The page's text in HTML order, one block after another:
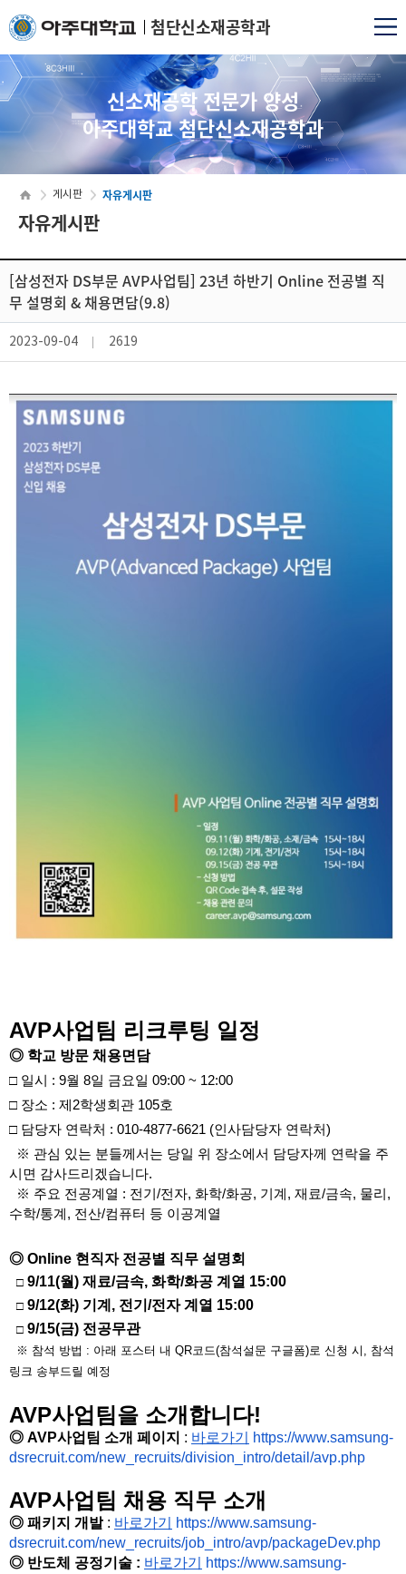
첨단신소재공학과
신소재공학 전문가 양성
아주대학교 첨단신소재공학과
게시판 자유게시판
자유게시판
[삼성전자 DS부문 AVP사업팀] 23년 하반기 Online 전공별 직
무 설명회 & 채용면담(9.8)
2023-09-04 2619
AVP사업팀 리크루팅 일정
◎ 학교 방문 채용면담
□ 일시 : 9월 8일 금요일 09:00 ~ 12:00
□ 장소 : 제2학생회관 105호
□ 담당자 연락처 : 010-4877-6621 (인사담당자 연락처)
※ 관심 있는 분들께서는 당일 위 장소에서 담당자께 연락을 주
시면 감사드리겠습니다.
※ 주요 전공계열 : 전기/전자, 화학/화공, 기계, 재료/금속, 물리,
수학/통계, 전산/컴퓨터 등 이공계열
◎ Online 현직자 전공별 직무 설명회
□ 9/11(월) 재료/금속, 화학/화공 계열 15:00
□ 9/12(화) 기계, 전기/전자 계열 15:00
□ 9/15(금) 전공무관
※ 참석 방법 : 아래 포스터 내 QR코드(참석설문 구글폼)로 신청 시, 참석
링크 송부드릴 예정
AVP사업팀을 소개합니다!
◎ AVP사업팀 소개 페이지 : 바로가기 https://www.samsung-
dsrecruit.com/new_ recruits/division_intro/detail/avp.php
AVP사업팀 채용 직무 소개
◎ 패키지 개발 : 바로가기
https://www.samsung-
dsrecruit.com/new_recruits/job_intro/avp/packageDev.php
◎ 반도체 공정기술 : 바로가기
https://www.samsung-